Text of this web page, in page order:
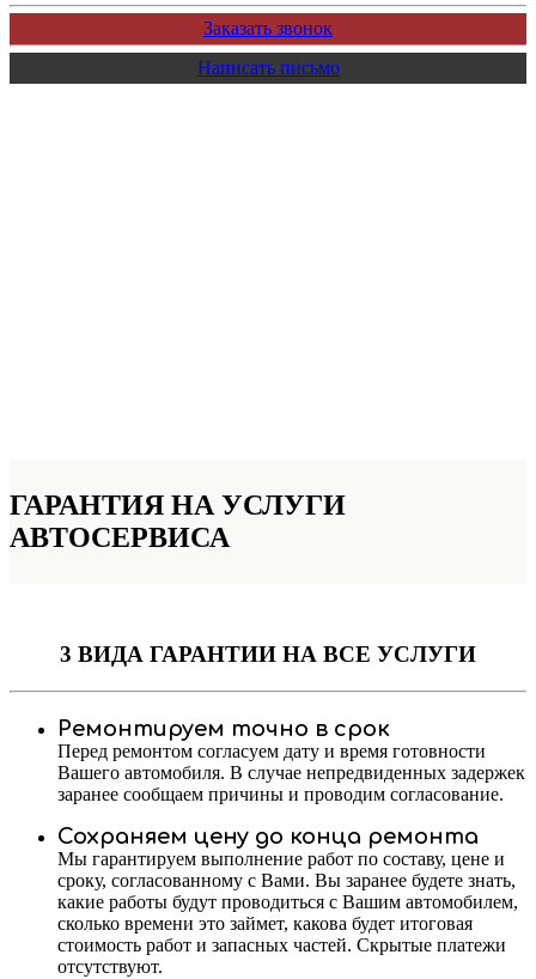
Заказать звонок
Написать письмо
ГАРАНТИЯ НА УСЛУГИ
АВТОСЕРВИСА
3 ВИДА ГАРАНТИИ НА ВСЕ УСЛУГИ
Ремонтируем точно в срок
Перед ремонтом согласуем дату и время готовности
Вашего автомобиля. В случае непредвиденных задержек
заранее сообщаем причины и проводим согласование.
Сохраняем цену до конца ремонта
Мы гарантируем выполнение работ по составу, цене и
сроку, согласованному с Вами. Вы заранее будете знать,
какие работы будут проводиться с Вашим автомобилем,
сколько времени это займет, какова будет итоговая
стоимость работ и запасных частей. Скрытые платежи
отсутствуют.